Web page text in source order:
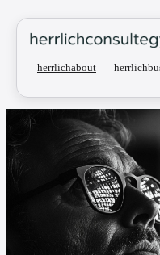
herrlichabout